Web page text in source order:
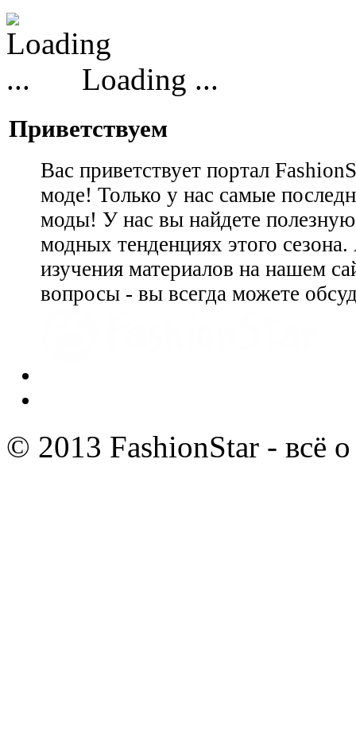
Loading ...
Приветствуем
Вас приветствует портал
моде! Только у нас самые
моды! У нас вы найдете
модных тенденциях этого
изучения материалов на нашем
вопросы - вы всегда можете
© 2013 FashionStar - всё